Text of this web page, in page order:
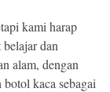
kami harap
dan
alam, dengan
kaca sebagai